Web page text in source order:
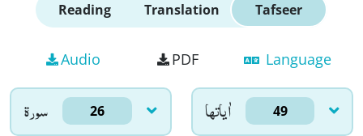
Reading Translation Tafseer
Audio PDF Language
سورۃ 26 اٰياتها 49